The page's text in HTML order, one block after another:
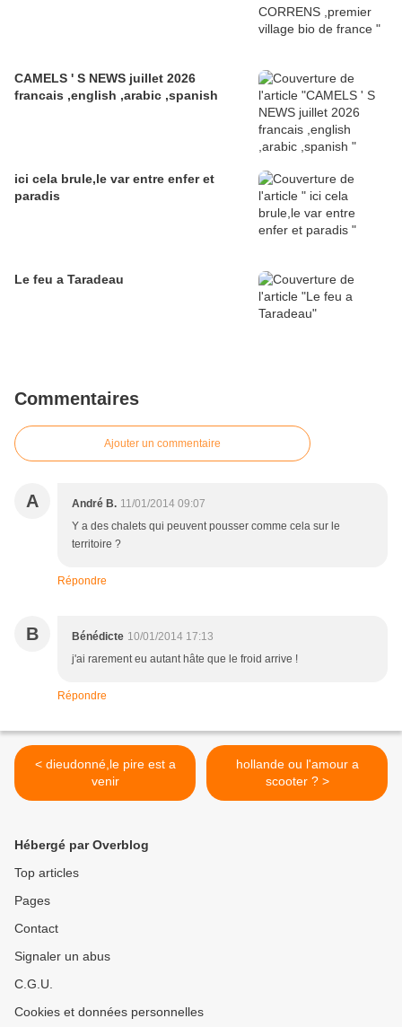
CAMELS ' S NEWS juillet 2026
francais ,english ,arabic ,spanish
ici cela brule,le var entre enfer et
paradis
Le feu a Taradeau
Commentaires
Ajouter un commentaire
A André B. 11/01/2014 09:07
Y a des chalets qui peuvent pousser comme cela sur le
territoire ?
Répondre
B Bénédicte 10/01/2014 17:13
j'ai rarement eu autant hâte que le froid arrive !
Répondre
< dieudonné,le pire est a
venir
hollande ou l'amour a
scooter ? >
Hébergé par Overblog
Top articles
Pages
Contact
Signaler un abus
C.G.U.
Cookies et données personnelles